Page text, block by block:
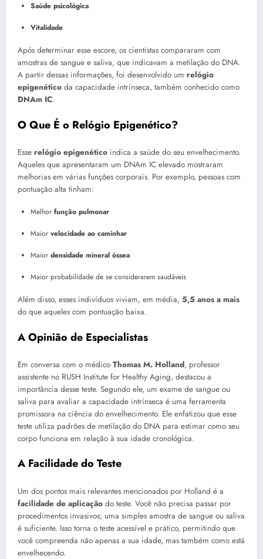
Saúde psicológica
Vitalidade
Após determinar esse escore, os cientistas compararam com
amostras de sangue e saliva, que indicavam a metilação do DNA.
A partir dessas informações, foi desenvolvido um relógio
epigenético da capacidade intrínseca, também conhecido como
DNAm IC.
O Que É o Relógio Epigenético?
Esse relógio epigenético indica a saúde do seu envelhecimento.
Aqueles que apresentaram um DNAm IC elevado mostraram
melhorias em várias funções corporais. Por exemplo, pessoas com
pontuação alta tinham:
Melhor função pulmonar
Maior velocidade ao caminhar
Maior densidade mineral óssea
Maior probabilidade de se considerarem saudáveis
Além disso, esses indivíduos viviam, em média, 5,5 anos a mais
do que aqueles com pontuação baixa.
A Opinião de Especialistas
Em conversa com o médico Thomas M. Holland, professor
assistente no RUSH Institute for Healthy Aging, destacou a
importância desse teste. Segundo ele, um exame de sangue ou
saliva para avaliar a capacidade intrínseca é uma ferramenta
promissora na ciência do envelhecimento. Ele enfatizou que esse
teste utiliza padrões de metilação do DNA para estimar como seu
corpo funciona em relação à sua idade cronológica.
A Facilidade do Teste
Um dos pontos mais relevantes mencionados por Holland é a
facilidade de aplicação do teste. Você não precisa passar por
procedimentos invasivos; uma simples amostra de sangue ou saliva
é suficiente. Isso torna o teste acessível e prático, permitindo que
você compreenda não apenas a sua idade, mas também como está
envelhecendo.